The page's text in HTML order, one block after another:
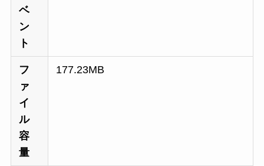
ベ
ン
ト
フ
ァ
イ
ル
容
量
177.23MB